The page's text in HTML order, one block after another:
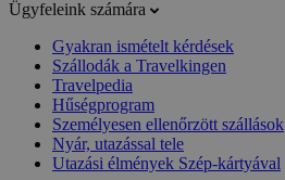
Ügyfeleink számára
Gyakran ismételt kérdések
Szállodák a Travelkingen
Travelpedia
Hűségprogram
Személyesen ellenőrzött szállások
Nyár, utazással tele
Utazási élmények Szép-kártyával